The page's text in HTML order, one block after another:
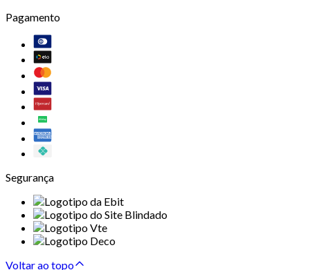
Pagamento
Segurança
Voltar ao topo